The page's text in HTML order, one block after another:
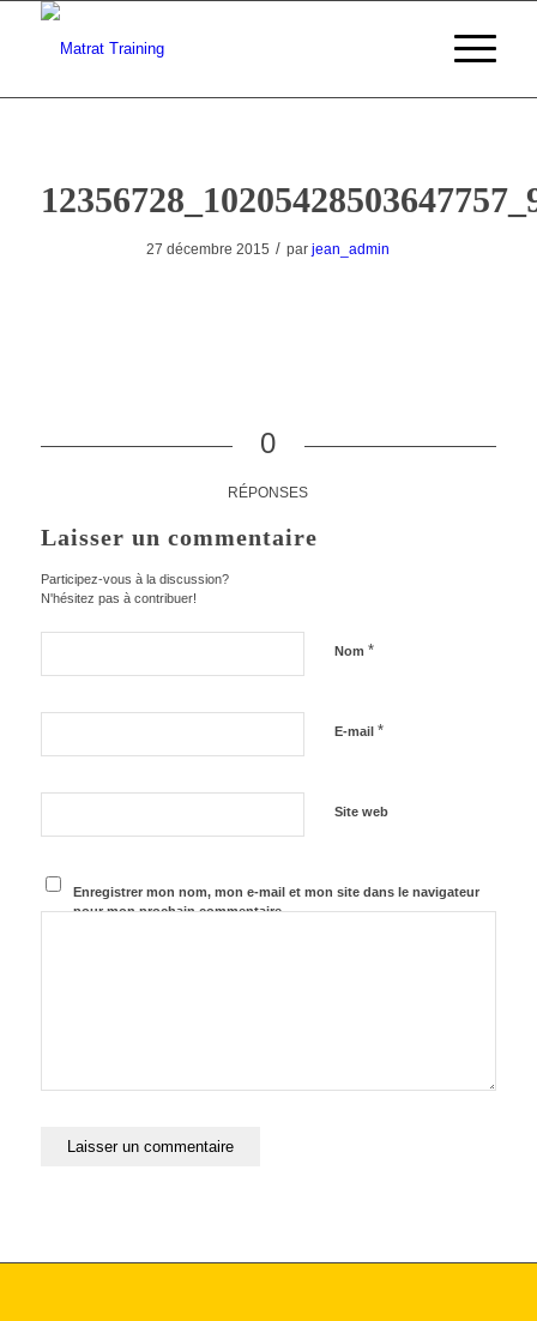
27 décembre 2015 / parjean_admin
0
RÉPONSES
Laisser un commentaire
Participez-vous à la discussion?
N'hésitez pas à contribuer!
Nom *
E-mail *
Site web
Enregistrer mon nom, mon e-mail et mon site dans le navigateur
pour mon prochain commentaire.